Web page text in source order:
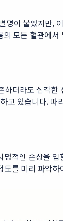
이 붙었지만,
모든 혈관에서
더라도 심각한
고 있습니다. 따
적인 손상을
를 미리 파악